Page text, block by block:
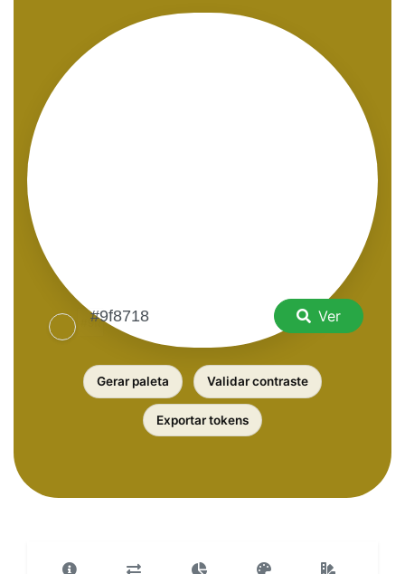
Ver
Gerar paleta Validar contraste
Exportar tokens